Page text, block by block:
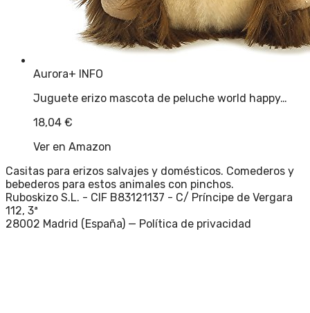
Aurora+ INFO
Juguete erizo mascota de peluche world happy…
18,04 €
Ver en Amazon
Casitas para erizos salvajes y domésticos. Comederos y
bebederos para estos animales con pinchos.
Ruboskizo S.L. - CIF B83121137 - C/ Príncipe de Vergara
112, 3ª
28002 Madrid (España) — Política de privacidad